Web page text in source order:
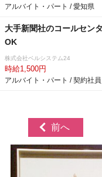
アルバイト・パート / 愛知県
大手新聞社のコールセン
OK
株式会社ベルシステム24
時給1,500円
アルバイト・パート / 契約社
前へ